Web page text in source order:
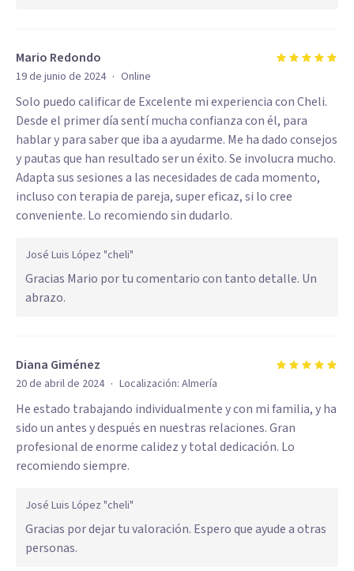
Mario Redondo
19 de junio de 2024 · Online
Solo puedo calificar de Excelente mi experiencia con Cheli.
Desde el primer día sentí mucha confianza con él, para
hablar y para saber que iba a ayudarme. Me ha dado consejos
y pautas que han resultado ser un éxito. Se involucra mucho.
Adapta sus sesiones a las necesidades de cada momento,
incluso con terapia de pareja, super eficaz, si lo cree
conveniente. Lo recomiendo sin dudarlo.
José Luis López "cheli"
Gracias Mario por tu comentario con tanto detalle. Un
abrazo.
Diana Giménez
20 de abril de 2024 · Localización: Almería
He estado trabajando individualmente y con mi familia, y ha
sido un antes y después en nuestras relaciones. Gran
profesional de enorme calidez y total dedicación. Lo
recomiendo siempre.
José Luis López "cheli"
Gracias por dejar tu valoración. Espero que ayude a otras
personas.